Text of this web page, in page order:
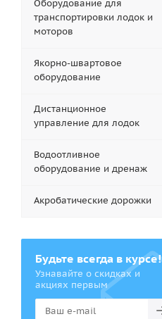
Оборудование для
транспортировки лодок и
моторов
Якорно-швартовое
оборудование
Дистанционное
управление для лодок
Водоотливное
оборудование и дренаж
Акробатические дорожки
Будьте всегда в курсе!
Узнавайте о скидках и
акциях первым